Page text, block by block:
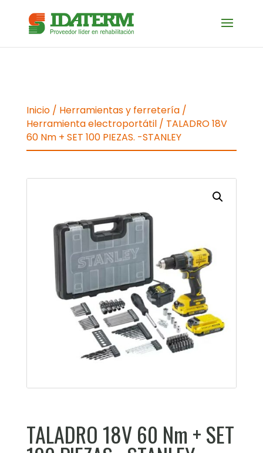
Inicio/ Herramientas y ferretería/
Herramienta electroportátil/ TALADRO 18V
60 Nm + SET 100 PIEZAS. -STANLEY
TALADRO 18V 60 Nm + SET